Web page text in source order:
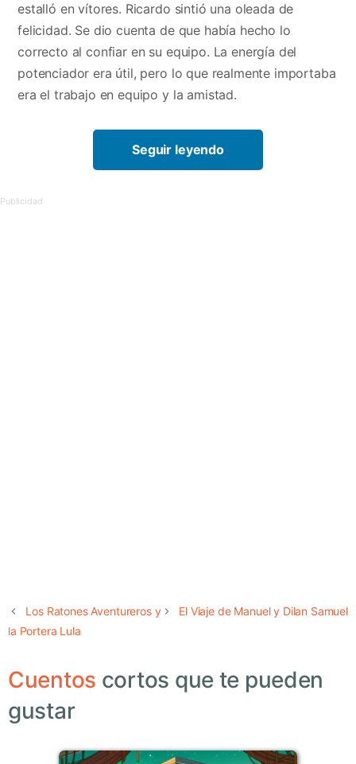
estalló en vítores. Ricardo sintió una oleada de
felicidad. Se dio cuenta de que había hecho lo
correcto al confiar en su equipo. La energía del
potenciador era útil, pero lo que realmente importaba
era el trabajo en equipo y la amistad.
Seguir leyendo
Los Ratones Aventureros y
la Portera Lula
El Viaje de Manuel y Dilan Samuel
Cuentos cortos que te pueden
gustar